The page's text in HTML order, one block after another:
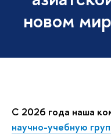
новом
С 2026 года наша
научно-учебную